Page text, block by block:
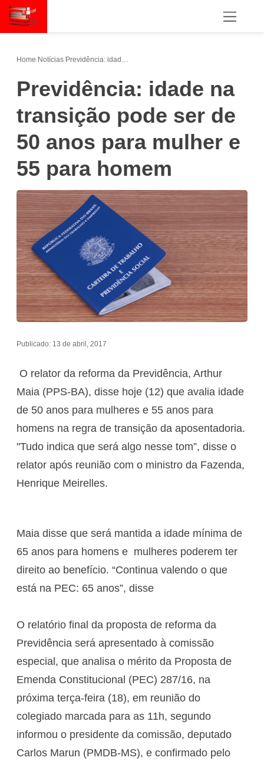
Home/Notícias/
Previdência: idade na
transição pode ser de
50 anos para mulher e
55 para homem
Publicado: 13 de abril, 2017
O relator da reforma da Previdência, Arthur
Maia (PPS-BA), disse hoje (12) que avalia idade
de 50 anos para mulheres e 55 anos para
homens na regra de transição da aposentadoria.
"Tudo indica que será algo nesse tom”, disse o
relator após reunião com o ministro da Fazenda,
Henrique Meirelles.
Maia disse que será mantida a idade mínima de
65 anos para homens e mulheres poderem ter
direito ao benefício. “Continua valendo o que
está na PEC: 65 anos”, disse
O relatório final da proposta de reforma da
Previdência será apresentado à comissão
especial, que analisa o mérito da Proposta de
Emenda Constitucional (PEC) 287/16, na
próxima terça-feira (18), em reunião do
colegiado marcada para as 11h, segundo
informou o presidente da comissão, deputado
Carlos Marun (PMDB-MS), e confirmado pelo